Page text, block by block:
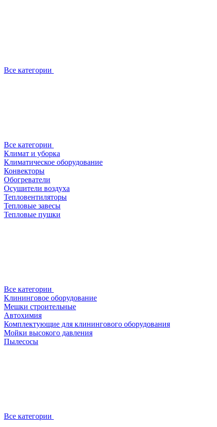
Все категории
Все категории
Климат и уборка
Климатическое оборудование
Конвекторы
Обогреватели
Осушители воздуха
Тепловентиляторы
Тепловые завесы
Тепловые пушки
Все категории
Клининговое оборудование
Мешки строительные
Автохимия
Комплектующие для клинингового оборудования
Мойки высокого давления
Пылесосы
Все категории